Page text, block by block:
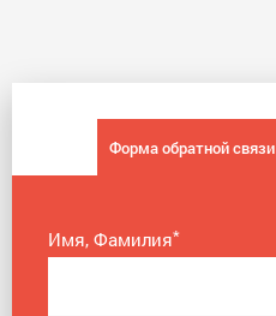
Форма обратной связи
Имя, Фамилия*